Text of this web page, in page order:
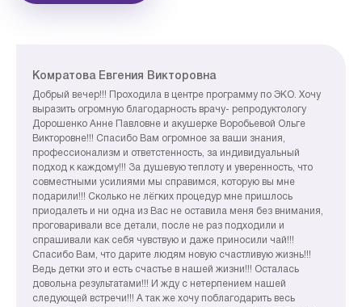
Комратова Евгения Викторовна
Добрый вечер!!! Проходила в центре программу по ЭКО. Хочу
выразить огромную благодарность врачу- репродуктологу
Дорошенко Анне Павловне и акушерке Воробьевой Ольге
Викторовне!!! Спасибо Вам огромное за ваши знания,
профессионализм и ответстенность, за индивидуальный
подход к каждому!!! За душевую теплоту и уверенность, что
совместными усилиями мы справимся, которую вы мне
подарили!!! Сколько не лёгких процедур мне пришлось
приодалеть и ни одна из Вас не оставила меня без внимания,
проговаривали все детали, после не раз подходили и
спрашивали как себя чувствую и даже приносили чай!!!
Спасибо Вам, что дарите людям новую счастливую жизнь!!!
Ведь детки это и есть счастье в нашей жизни!!! Осталась
довольна результатами!!! И жду с нетерпением нашей
следующей встречи!!! А так же хочу поблагодарить весь